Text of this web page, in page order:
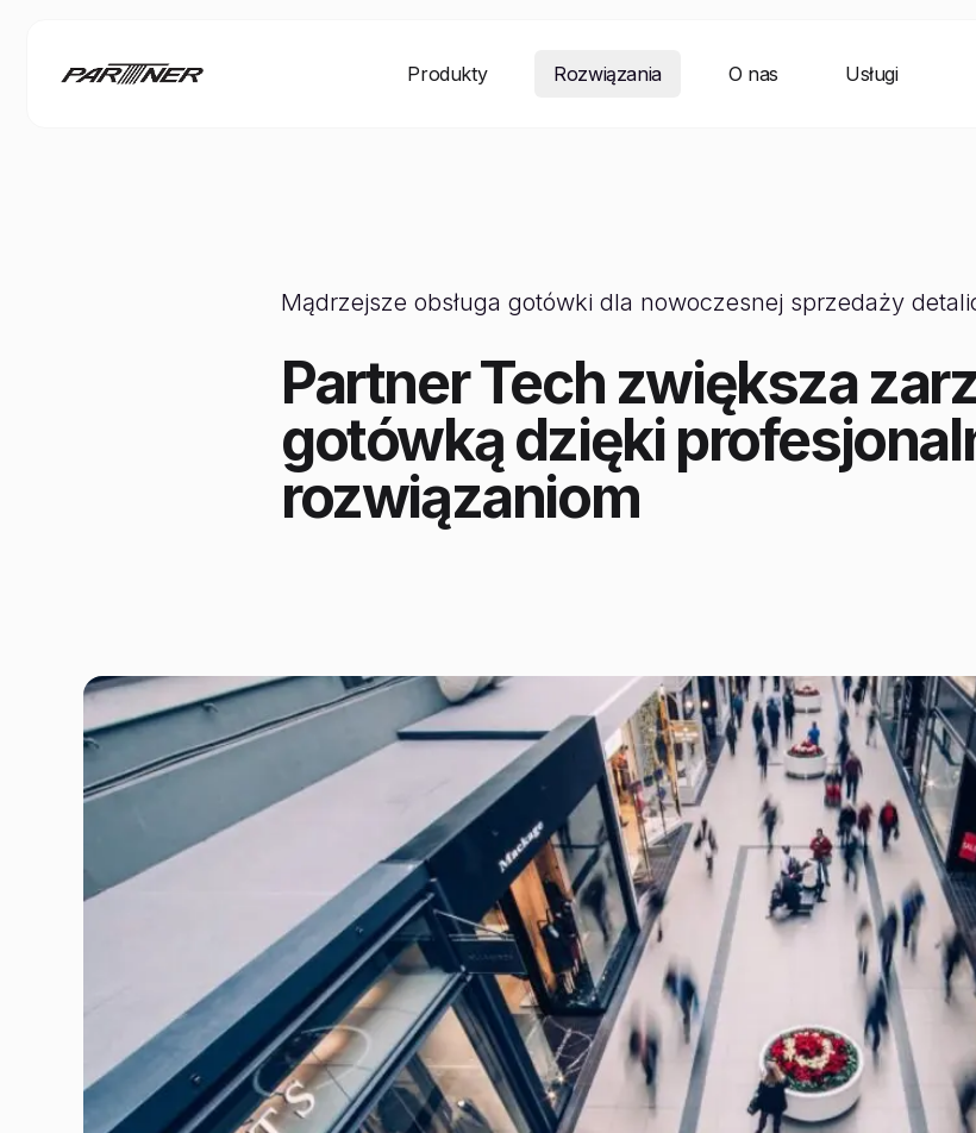
Produkty Rozwiązania O nas Usługi
Mądrzejsze obsługa gotówki dla nowoczesnej sprzedaży
Partner Tech zwiększa
gotówką dzięki
rozwiązaniom